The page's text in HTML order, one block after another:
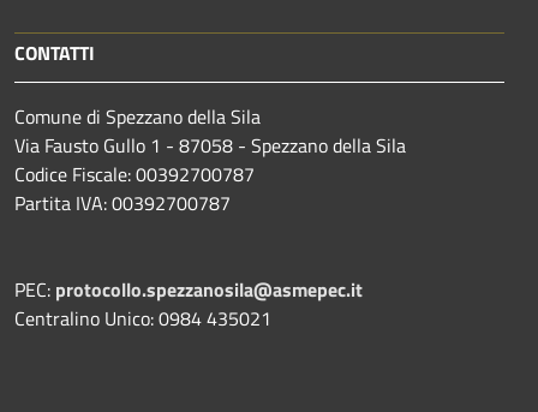
CONTATTI
Comune di Spezzano della Sila
Via Fausto Gullo 1 - 87058 - Spezzano della Sila
Codice Fiscale: 00392700787
Partita IVA: 00392700787
PEC: protocollo.spezzanosila@asmepec.it
Centralino Unico: 0984 435021